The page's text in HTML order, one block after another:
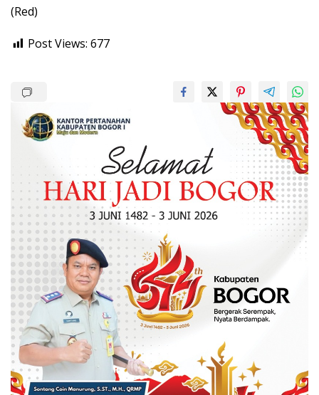
(Red)
Post Views: 677